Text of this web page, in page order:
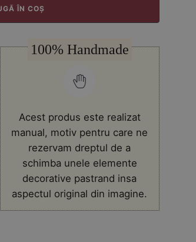
ÎN COȘ
100% Handmade
Acest produs este realizat
manual, motiv pentru care ne
rezervam dreptul de a
schimba unele elemente
decorative pastrand insa
aspectul original din imagine.